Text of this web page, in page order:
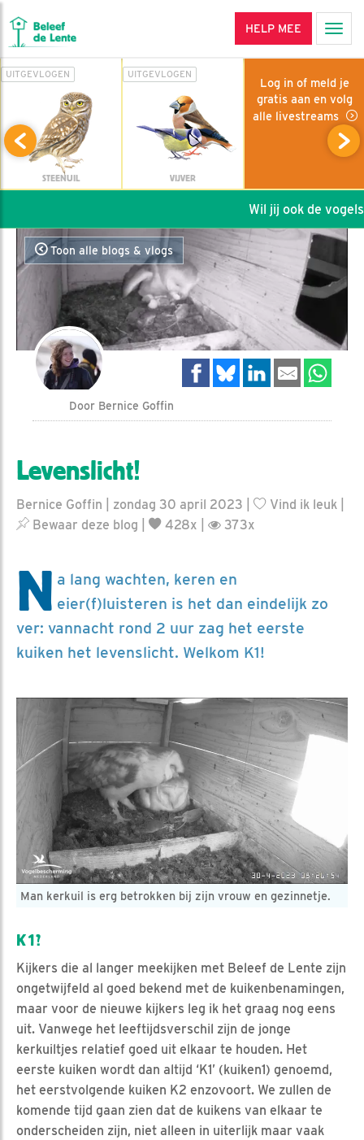
HELP MEE
UITGEVLOGEN
STEENUIL
UITGEVLOGEN
VIJVER
Log in of meld je
gratis aan en volg
alle livestreams
Wil jij ook de vogels
Toon alle blogs & vlogs
Door Bernice Goffin
Levenslicht!
Bernice Goffin | zondag 30 april 2023 | Vind ik leuk
Bewaar deze blog
428x | 373x
N a lang wachten, keren en
eier(f)luisteren is het dan eindelijk zo
ver: vannacht rond 2 uur zag het eerste
kuiken het levenslicht. Welkom K1!
Man kerkuil is erg betrokken bij zijn vrouw en gezinnetje.
K1?
Kijkers die al langer meekijken met Beleef de Lente zijn
ongetwijfeld al goed bekend met de kuikenbenamingen,
maar voor de nieuwe kijkers leg ik het graag nog eens
uit. Vanwege het leeftijdsverschil zijn de jonge
kerkuiltjes relatief goed uit elkaar te houden. Het
eerste kuiken wordt dan altijd ‘K1’ (kuiken1) genoemd,
het eerstvolgende kuiken K2 enzovoort. We zullen de
komende tijd gaan zien dat de kuikens van elkaar te
onderscheiden zijn, niet alleen in uiterlijk maar vaak